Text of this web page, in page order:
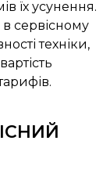
їх усунення.
сервісному
техніки,